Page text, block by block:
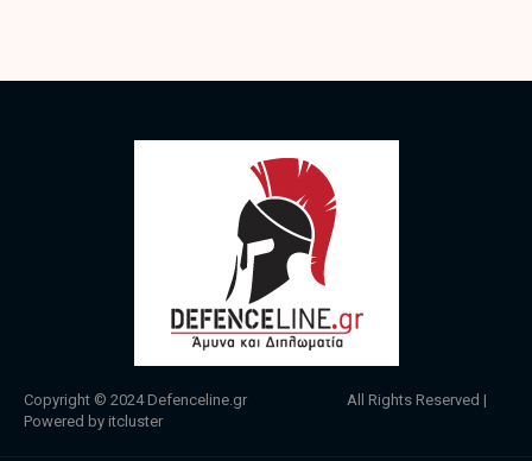
Copyright © 2024 Defenceline.gr All Rights Reserved |
Powered by itcluster